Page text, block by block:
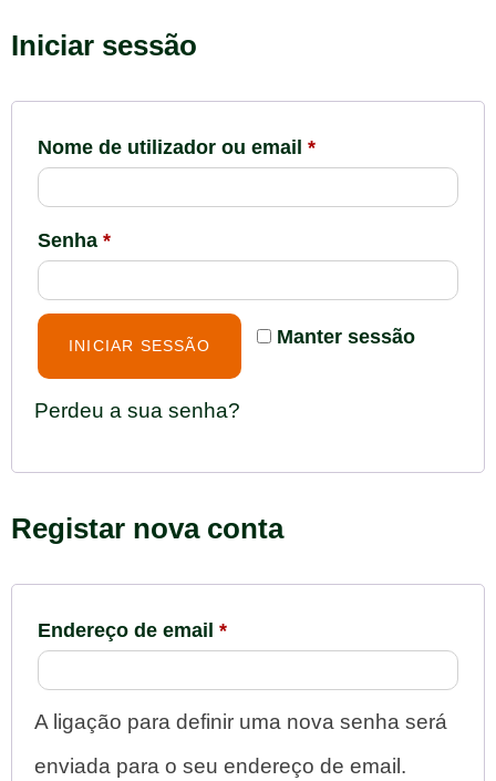
Iniciar sessão
Nome de utilizador ou email *
Senha *
Manter sessão
INICIAR SESSÃO
Perdeu a sua senha?
Registar nova conta
Endereço de email *
A ligação para definir uma nova senha será
enviada para o seu endereço de email.